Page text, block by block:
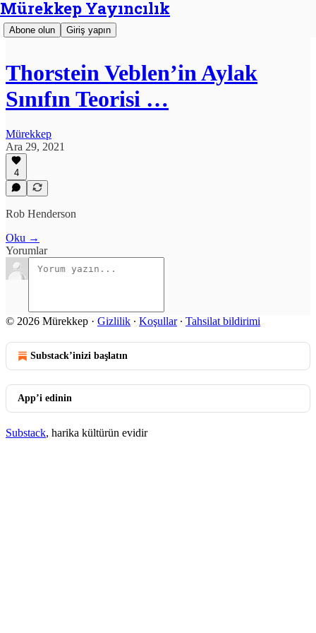
Mürekkep Yayıncılık
Abone olun Giriş yapın
Thorstein Veblen’in Aylak
Sınıfın Teorisi …
Mürekkep
Ara 29, 2021
4
Rob Henderson
Oku →
Yorumlar
© 2026 Mürekkep · Gizlilik ∙ Koşullar∙ Tahsilat bildirimi
Substack’inizi başlatın
App’i edinin
Substack, harika kültürün evidir